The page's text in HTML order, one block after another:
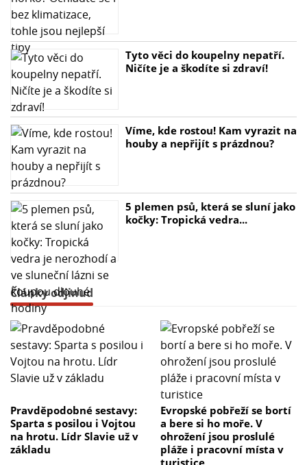
Tyto věci do koupelny nepatří.
Ničíte je a škodíte si zdraví!
Víme, kde rostou! Kam vyrazit na
houby a nepřijít s prázdnou?
5 plemen psů, která se sluní jako
kočky: Tropická vedra...
Články odjinud
Pravděpodobné sestavy:
Sparta s posilou i Vojtou
na hrotu. Lídr Slavie už v
základu
Evropské pobřeží se bortí
a bere si ho moře. V
ohrožení jsou proslulé
pláže i pracovní místa v